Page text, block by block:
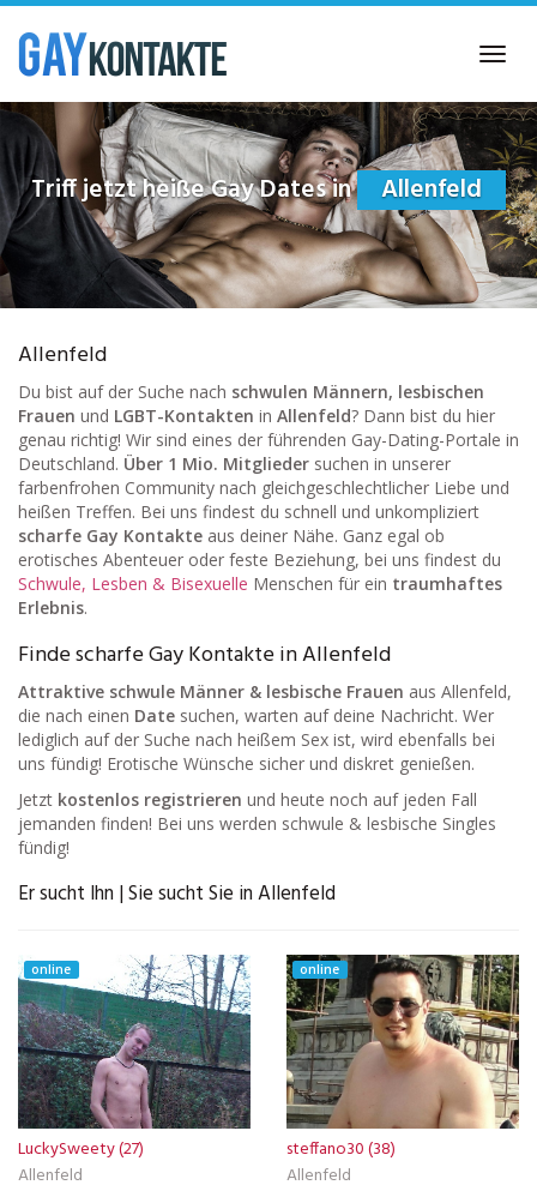
Skip
main
content
Triff jetzt heiße Gay Dates in Allenfeld
Allenfeld
Du bist auf der Suche nach schwulen Männern, lesbischen
Frauen und LGBT-Kontakten in Allenfeld? Dann bist du hier
genau richtig! Wir sind eines der führenden Gay-Dating-Portale in
Deutschland. Über 1 Mio. Mitglieder suchen in unserer
farbenfrohen Community nach gleichgeschlechtlicher Liebe und
heißen Treffen. Bei uns findest du schnell und unkompliziert
scharfe Gay Kontakte aus deiner Nähe. Ganz egal ob
erotisches Abenteuer oder feste Beziehung, bei uns findest du
Schwule, Lesben & Bisexuelle Menschen für ein traumhaftes
Erlebnis.
Finde scharfe Gay Kontakte in Allenfeld
Attraktive schwule Männer & lesbische Frauen aus Allenfeld,
die nach einen Date suchen, warten auf deine Nachricht. Wer
lediglich auf der Suche nach heißem Sex ist, wird ebenfalls bei
uns fündig! Erotische Wünsche sicher und diskret genießen.
Jetzt kostenlos registrieren und heute noch auf jeden Fall
jemanden finden! Bei uns werden schwule & lesbische Singles
fündig!
Er sucht Ihn | Sie sucht Sie in Allenfeld
online
LuckySweety (27)
Allenfeld
online
steffano30 (38)
Allenfeld